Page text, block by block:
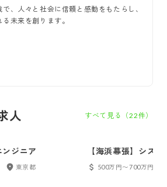
、人々と社会に信頼と感動をもたらし、
未来を創ります。
人 すべて見る（22件）
ンジニア
東京都
【海浜幕張】シス
（外食・流通業界
500万円〜700万円